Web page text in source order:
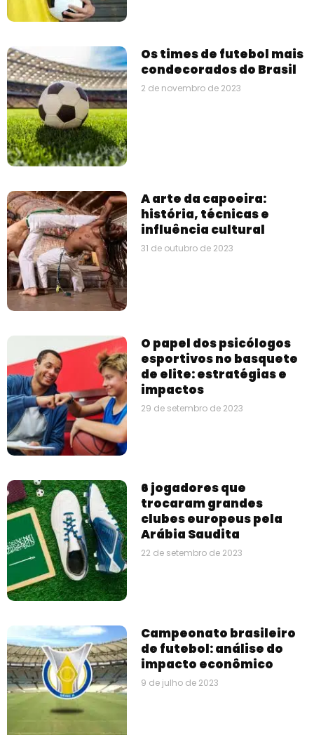
Os times de futebol mais
condecorados do Brasil
2 de novembro de 2023
A arte da capoeira:
história, técnicas e
influência cultural
31 de outubro de 2023
O papel dos psicólogos
esportivos no basquete
de elite: estratégias e
impactos
29 de setembro de 2023
6 jogadores que
trocaram grandes
clubes europeus pela
Arábia Saudita
22 de setembro de 2023
Campeonato brasileiro
de futebol: análise do
impacto econômico
9 de julho de 2023